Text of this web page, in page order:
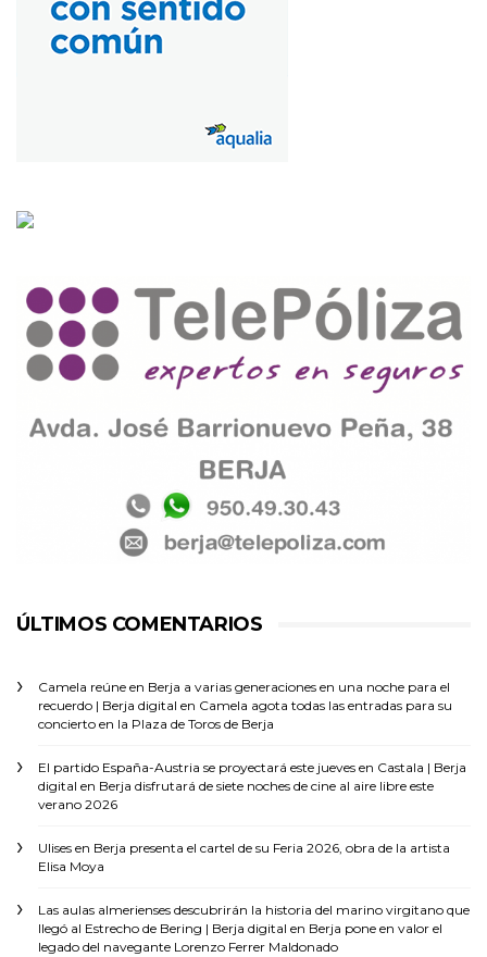
ÚLTIMOS COMENTARIOS
Camela reúne en Berja a varias generaciones en una noche para el
recuerdo | Berja digital en Camela agota todas las entradas para su
concierto en la Plaza de Toros de Berja
El partido España-Austria se proyectará este jueves en Castala | Berja
digital en Berja disfrutará de siete noches de cine al aire libre este
verano 2026
Ulises en Berja presenta el cartel de su Feria 2026, obra de la artista
Elisa Moya
Las aulas almerienses descubrirán la historia del marino virgitano que
llegó al Estrecho de Bering | Berja digital en Berja pone en valor el
legado del navegante Lorenzo Ferrer Maldonado